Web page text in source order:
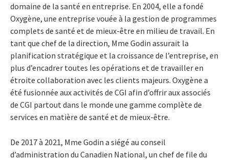
domaine de la santé en entreprise. En 2004, elle a fondé
Oxygène, une entreprise vouée à la gestion de programmes
complets de santé et de mieux-être en milieu de travail. En
tant que chef de la direction, Mme Godin assurait la
planification stratégique et la croissance de l’entreprise, en
plus d’encadrer toutes les opérations et de travailler en
étroite collaboration avec les clients majeurs. Oxygène a
été fusionnée aux activités de CGI afin d’offrir aux associés
de CGI partout dans le monde une gamme complète de
services en matière de santé et de mieux-être.
De 2017 à 2021, Mme Godin a siégé au conseil
d’administration du Canadien National, un chef de file du